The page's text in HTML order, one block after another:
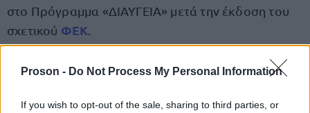
Proson - Do Not Process My Personal Information
If you wish to opt-out of the sale, sharing to third parties, or
στο Πρόγραμμα «ΔΙΑΥΓΕΙΑ» μετά την έκδοση του
σχετικού ΦΕΚ
ΔείτεΕΔΩ τα οριστικά αποτελέσματα ΤΕ.